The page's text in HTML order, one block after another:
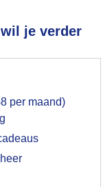
je verder
per maand)
voor het
hebt gegeven,
waarin